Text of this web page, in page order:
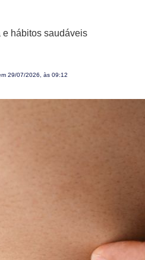
e hábitos saudáveis
29/07/2026, às 09:12